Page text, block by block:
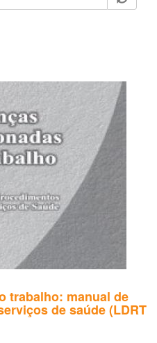
trabalho: manual de
de saúde (LDRT